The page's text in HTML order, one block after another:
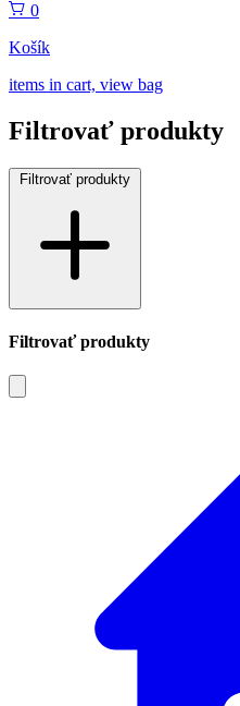
0
Košík
items in cart, view bag
Filtrovať produkty
Filtrovať produkty
Filtrovať produkty